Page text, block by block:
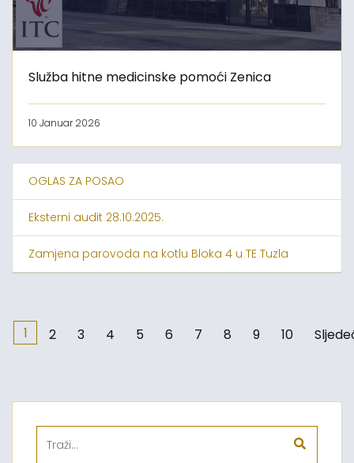
Služba hitne medicinske pomoći Zenica
10 Januar 2026
OGLAS ZA POSAO
Eksterni audit 28.10.2025.
Zamjena parovoda na kotlu Bloka 4 u TE Tuzla
1 2 3 4 5 6 7 8 9 10